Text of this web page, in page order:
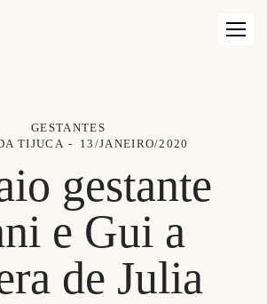
GESTANTES
TIJUCA
13/JANEIRO/2020
gestante
e Gui a
de Julia